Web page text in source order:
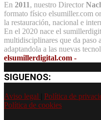
En 2011, nuestro Director
formato físico elsumiller.com
la restauración, nacional e
En el 2020 nace el
multidisciplinares que da paso
adaptandola a las nuevas
elsumillerdigital.com -
SIGUENOS:
Aviso legal Política de
Política de cookies